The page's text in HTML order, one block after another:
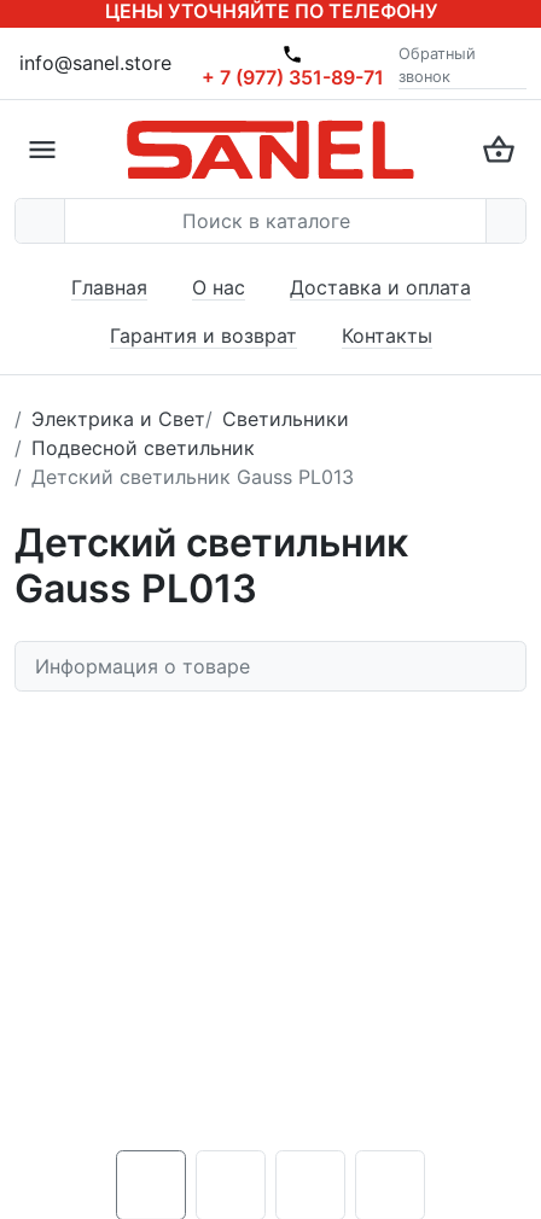
ЦЕНЫ УТОЧНЯЙТЕ ПО ТЕЛЕФОНУ
info@sanel.store
+ 7 (977) 351-89-71
Обратный
звонок
Главная О нас
Доставка и оплата
Гарантия и возврат
Контакты
Электрика и Свет
Светильники
Подвесной светильник
Детский светильник Gauss PL013
Детский светильник
Gauss PL013
Информация о товаре